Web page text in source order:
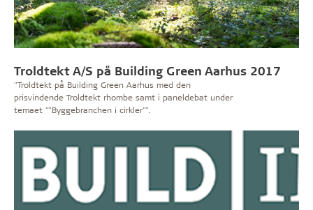
Troldtekt A/S på Building Green Aarhus 2017
"Troldtekt på Building Green Aarhus med den
prisvindende Troldtekt rhombe samt i paneldebat under
temaet ""Byggebranchen i cirkler"".